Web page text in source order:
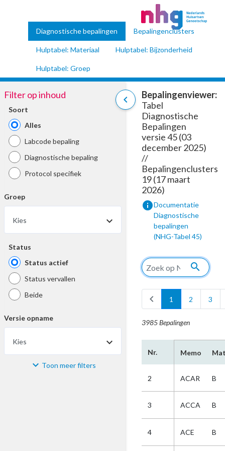
Diagnostische bepalingen Bepalingenclusters
Hulptabel: Materiaal Hulptabel: Bijzonderheid
Hulptabel: Groep
chevron_left
Filter op inhoud
Soort
Alles
Labcode bepaling
Diagnostische bepaling
Protocol specifiek
Groep
Kies
Status
Status actief
Status vervallen
Beide
Versie opname
Kies
Materiaal Toon meer filters
Bepalingenviewer:
Tabel
Diagnostische
Bepalingen
versie 45 (03
december 2025)
//
Bepalingenclusters
19 (17 maart
2026)
infoDocumentatie
Diagnostische
bepalingen
(NHG-Tabel 45)
search
chevron_left 1 2 3
3985 Bepalingen
Nr. Memo
2 ACAR B
3 ACCA B
4 ACE B